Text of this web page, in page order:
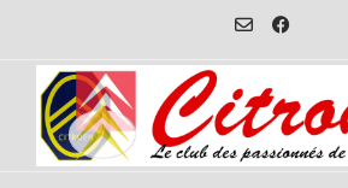
content